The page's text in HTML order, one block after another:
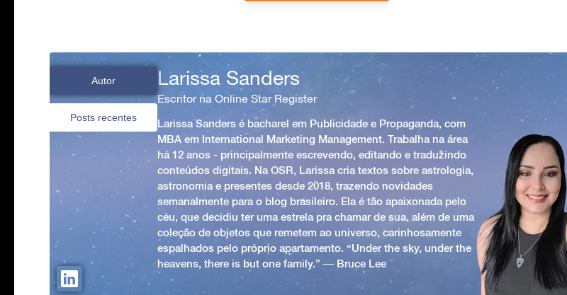
Autor
Posts recentes
Larissa Sanders
Escritor na Online Star Register
Larissa Sanders é bacharel em Publicidade e Propaganda, com
MBA em International Marketing Management. Trabalha na área
há 12 anos - principalmente escrevendo, editando e traduzindo
conteúdos digitais. Na OSR, Larissa cria textos sobre astrologia,
astronomia e presentes desde 2018, trazendo novidades
semanalmente para o blog brasileiro. Ela é tão apaixonada pelo
céu, que decidiu ter uma estrela pra chamar de sua, além de uma
coleção de objetos que remetem ao universo, carinhosamente
espalhados pelo próprio apartamento. “Under the sky, under the
heavens, there is but one family.” ― Bruce Lee